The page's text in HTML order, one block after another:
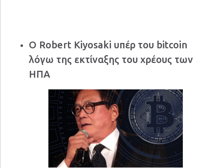
Ο Robert Kiyosaki υπέρ του bitcoin
λόγω της εκτίναξης του χρέους των
ΗΠΑ